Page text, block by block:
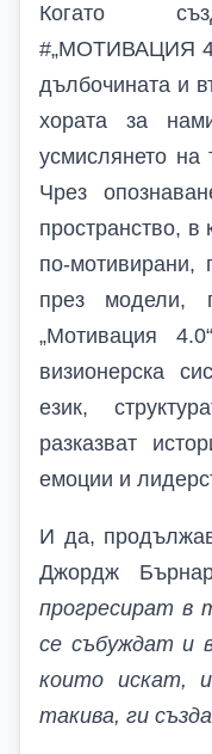
Когато
#„МОТИВАЦИЯ
дълбочината и
хората за
усмислянето на
Чрез
пространство, в
по-мотивирани,
през модели,
„Мотивация
визионерска
език,
разказват
емоции и
И да,
Джордж
прогресират в
се събуждат и
които искат,
такива, ги